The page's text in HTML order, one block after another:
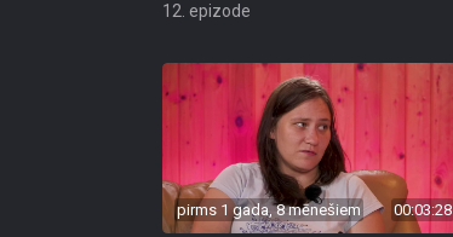
12. epizode
pirms 1 gada, 8 mēnešiem 00:03:28